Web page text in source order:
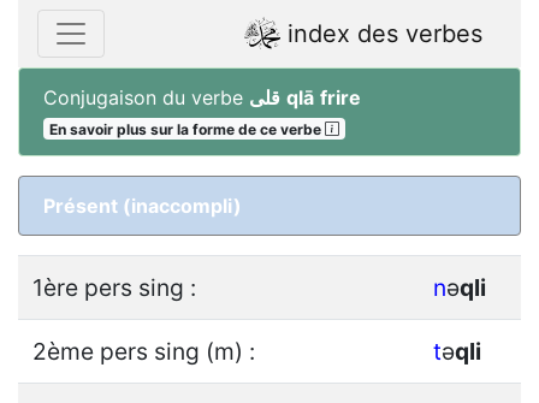
index des verbes
Conjugaison du verbe قلى qlā frire
En savoir plus sur la forme de ce verbe
Présent (inaccompli)
1ère pers sing : nǝqli
2ème pers sing (m) : tǝqli